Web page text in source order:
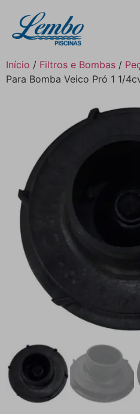
Início / Filtros e Bombas /
Para Bomba Veico Pró 1 1/